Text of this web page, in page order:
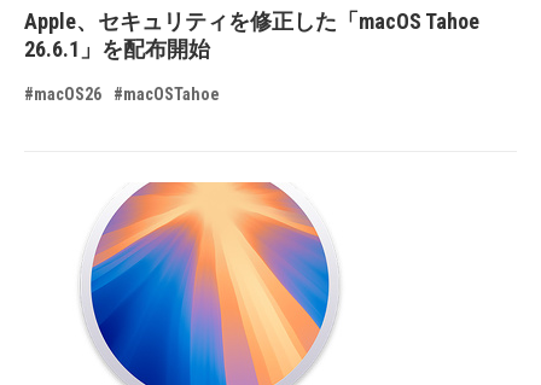
Apple、セキュリティを修正した「macOS Tahoe
26.6.1」を配布開始
#macOS26 #macOSTahoe